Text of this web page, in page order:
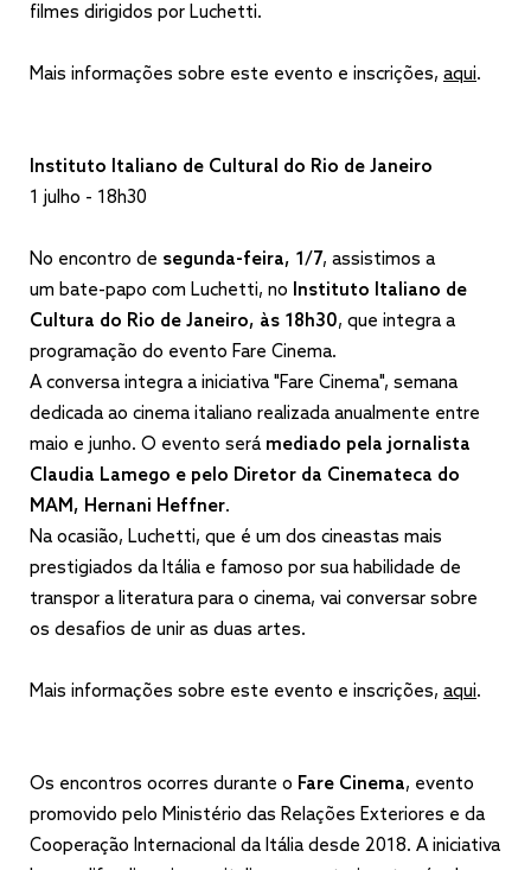
filmes dirigidos por Luchetti.
Mais informações sobre este evento e inscrições, aqui.
Instituto Italiano de Cultural do Rio de Janeiro
1 julho - 18h30
No encontro de segunda-feira, 1/7, assistimos a
um bate-papo com Luchetti, no Instituto Italiano de
Cultura do Rio de Janeiro, às 18h30, que integra a
programação do evento Fare Cinema.
A conversa integra a iniciativa "Fare Cinema", semana
dedicada ao cinema italiano realizada anualmente entre
maio e junho. O evento será mediado pela jornalista
Claudia Lamego e pelo Diretor da Cinemateca do
MAM, Hernani Heffner.
Na ocasião, Luchetti, que é um dos cineastas mais
prestigiados da Itália e famoso por sua habilidade de
transpor a literatura para o cinema, vai conversar sobre
os desafios de unir as duas artes.
Mais informações sobre este evento e inscrições, aqui.
Os encontros ocorres durante o Fare Cinema, evento
promovido pelo Ministério das Relações Exteriores e da
Cooperação Internacional da Itália desde 2018. A iniciativa